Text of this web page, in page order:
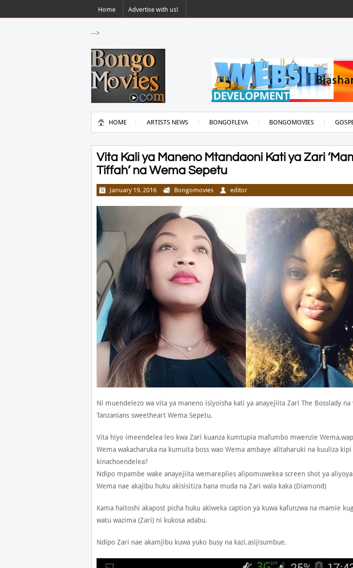
Home Advertise with us!
-->
HOME ARTISTS NEWS BONGOFLEVA BONGOMOVIES
Vita Kali ya Maneno Mtandaoni Kati ya Zari
Tiffah’ na Wema Sepetu
January 19, 2016 Bongomovies editor
Ni muendelezo wa vita ya maneno isiyoisha kati ya anayejiita Zari The Bosslady na
Tanzanians sweetheart Wema Sepetu.
Vita hiyo imeendelea leo kwa Zari kuanza kumtupia mafumbo mwenzie
Wema wakacharuka na kumuita boss wao Wema ambaye alitaharuki na kuuliza kipi
kinachoendelea?
Ndipo mpambe wake anayejiita wemareplies alipomuwekea screen shot ya
Wema nae akajibu huku akisisitiza hana muda na Zari wala kaka (Diamond)
Kama haitoshi akapost picha huku akiweka caption ya kuwa kafunzwa na mamie
watu wazima (Zari) ni kukosa adabu.
Ndipo Zari nae akamjibu kuwa yuko busy na kazi,asijisumbue.